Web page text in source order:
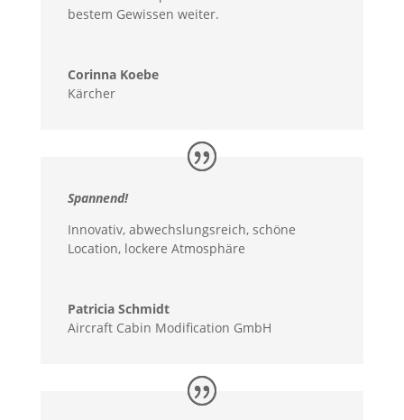
bestem Gewissen weiter.
Corinna Koebe
Kärcher
Spannend!
Innovativ, abwechslungsreich, schöne
Location, lockere Atmosphäre
Patricia Schmidt
Aircraft Cabin Modification GmbH